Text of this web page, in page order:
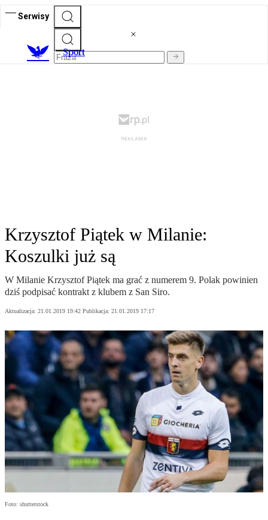
Serwisy
Sport
Krzysztof Piątek w Milanie:
Koszulki już są
W Milanie Krzysztof Piątek ma grać z numerem 9. Polak powinien
dziś podpisać kontrakt z klubem z San Siro.
Aktualizacja: 21.01.2019 19:42 Publikacja: 21.01.2019 17:17
Foto: shutterstock